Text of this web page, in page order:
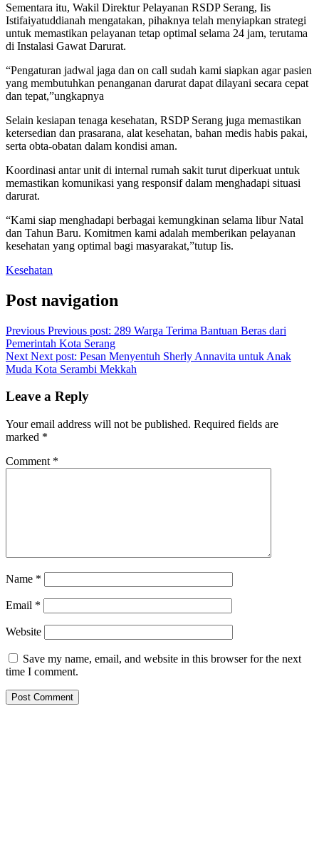
Sementara itu, Wakil Direktur Pelayanan RSDP Serang, Iis
Istifaiyatuddianah mengatakan, pihaknya telah menyiapkan strategi
untuk memastikan pelayanan tetap optimal selama 24 jam, terutama
di Instalasi Gawat Darurat.
“Pengaturan jadwal jaga dan on call sudah kami siapkan agar pasien
yang membutuhkan penanganan darurat dapat dilayani secara cepat
dan tepat,”ungkapnya
Selain kesiapan tenaga kesehatan, RSDP Serang juga memastikan
ketersedian dan prasarana, alat kesehatan, bahan medis habis pakai,
serta obta-obatan dalam kondisi aman.
Koordinasi antar unit di internal rumah sakit turut diperkuat untuk
memastikan komunikasi yang responsif dalam menghadapi situasi
darurat.
“Kami siap menghadapi berbagai kemungkinan selama libur Natal
dan Tahun Baru. Komitmen kami adalah memberikan pelayanan
kesehatan yang optimal bagi masyarakat,”tutup Iis.
Kesehatan
Post navigation
Previous Previous post: 289 Warga Terima Bantuan Beras dari
Pemerintah Kota Serang
Next Next post: Pesan Menyentuh Sherly Annavita untuk Anak
Muda Kota Serambi Mekkah
Leave a Reply
Your email address will not be published. Required fields are
marked *
Comment *
Name *
Email *
Website
Save my name, email, and website in this browser for the next
time I comment.